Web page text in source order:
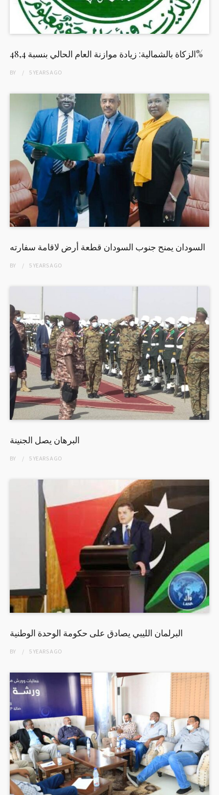
الزكاة بالشمالية: زيادة موازنة العام الحالي بنسبة 48,4%
BY 5 YEARSAGO
السودان يمنح جنوب السودان قطعة أرض لاقامة سفارته
BY 5 YEARSAGO
البرهان يصل الجنينة
BY 5 YEARSAGO
البرلمان الليبي يصادق على حكومة الوحدة الوطنية
BY 5 YEARSAGO